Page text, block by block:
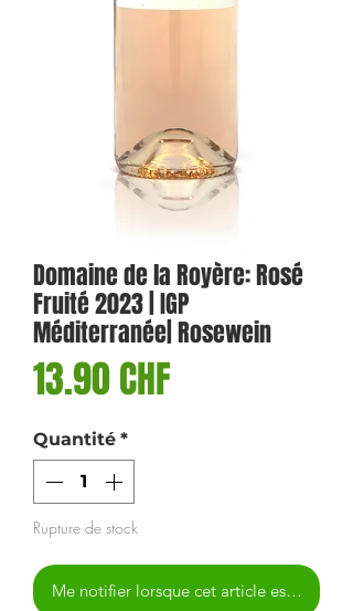
Domaine de la Royère: Rosé
Fruité 2023 | IGP
Méditerranée| Rosewein
13.90 CHF
Quantité *
Rupture de stock
Me notifier lorsque cet article est